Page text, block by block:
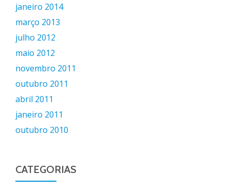
janeiro 2014
março 2013
julho 2012
maio 2012
novembro 2011
outubro 2011
abril 2011
janeiro 2011
outubro 2010
CATEGORIAS